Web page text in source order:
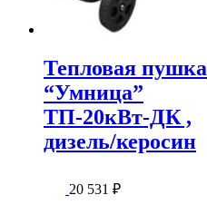
Тепловая пушка
“Умница”
ТП-20кВт-ДК ,
дизель/керосин
20 531 ₽